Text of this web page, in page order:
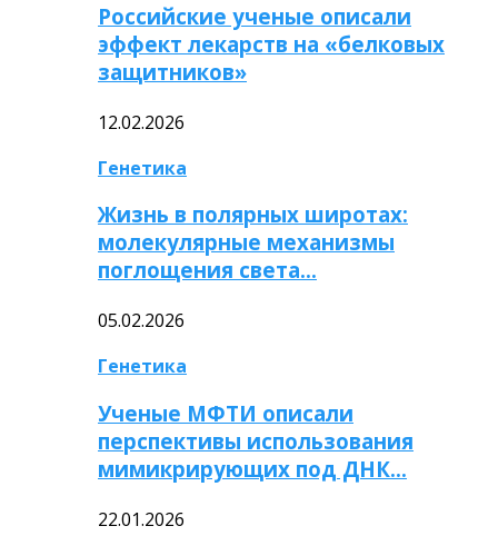
Российские ученые описали
эффект лекарств на «белковых
защитников»
12.02.2026
Генетика
Жизнь в полярных широтах:
молекулярные механизмы
поглощения света…
05.02.2026
Генетика
Ученые МФТИ описали
перспективы использования
мимикрирующих под ДНК…
22.01.2026